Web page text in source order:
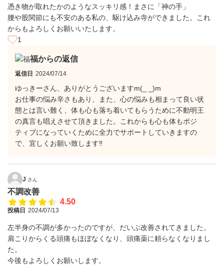
憑き物が取れたかのようなスッキリ感！まさに「神の手」
腰や股関節にも不安のある私の、駆け込み寺ができました。これ
からもよろしくお願いいたします。
1
福からの返信
返信日 2024/07/14
ゆっきーさん、ありがとうございますm(_ _)m
お仕事の悩み辛さもあり、また、心の悩みも相まって良い状
態とは言い難く、体も心も落ち着いてもらうために不動明王
の真言も唱えさせて頂きました。これからも心も体もポジ
ティブになっていくために全力でサポートしていきますの
で、宜しくお願い致します‼️
J さん
不調改善
4.50
投稿日 2024/07/13
左半身の不調が多かったのですが、だいぶ改善されてきました。
肩こりからくる頭痛もほぼなくなり、頭痛薬に頼らなくなりまし
た。
今後もよろしくお願いします。